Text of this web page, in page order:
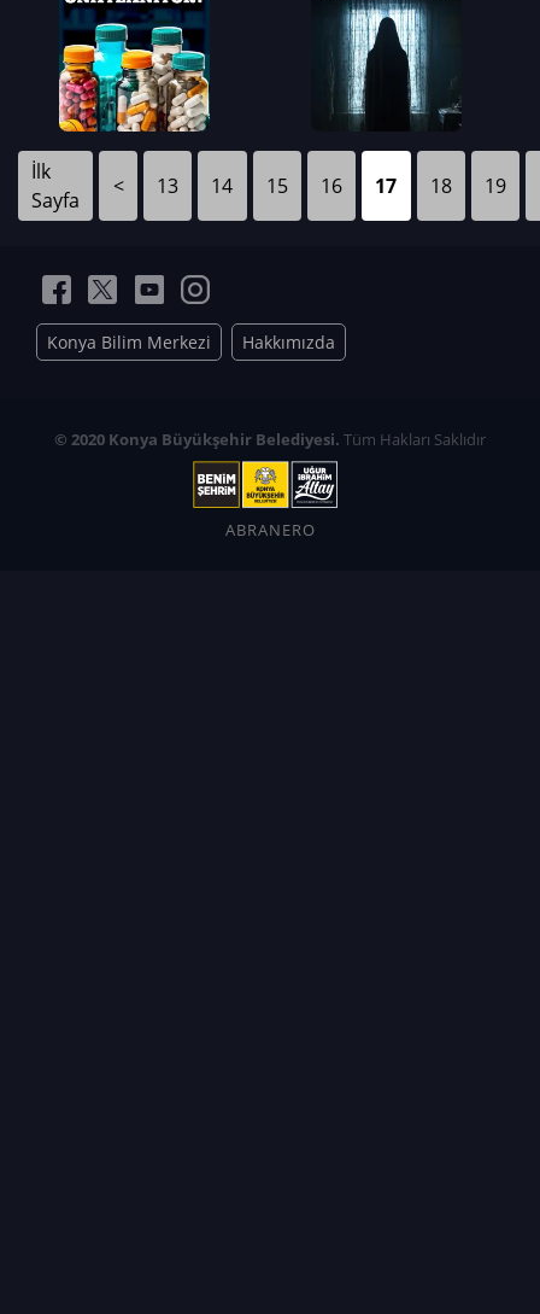
İlk
Sayfa
< 13 14 15 16 17 18 19
Konya Bilim Merkezi Hakkımızda
© 2020 Konya Büyükşehir Belediyesi. Tüm Hakları Saklıdır
ABRANERO